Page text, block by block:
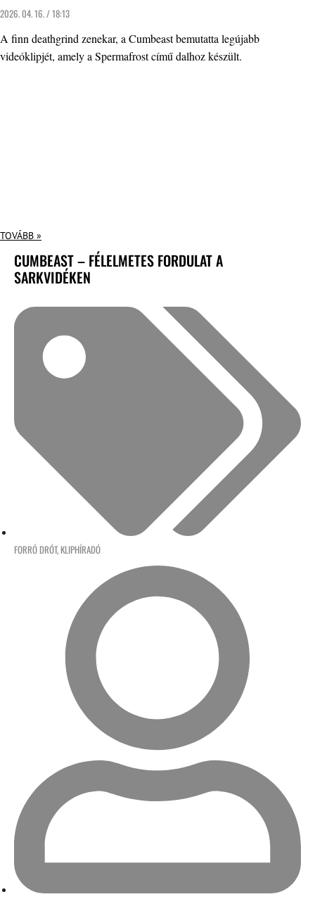
2026. 04. 16. / 18:13
A finn deathgrind zenekar, a Cumbeast bemutatta legújabb
videóklipjét, amely a Spermafrost című dalhoz készült.
TOVÁBB »
CUMBEAST – FÉLELMETES FORDULAT A
SARKVIDÉKEN
FORRÓ DRÓT, KLIPHÍRADÓ